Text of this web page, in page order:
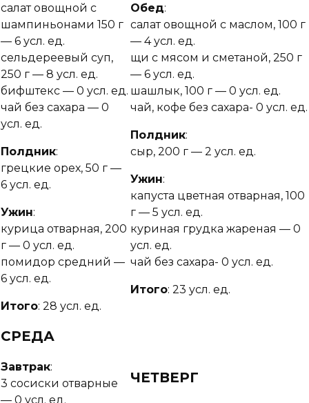
салат овощной с
шампиньонами 150 г
— 6 усл. ед.
сельдереевый суп,
250 г — 8 усл. ед.
бифштекс — 0 усл. ед.
чай без сахара — 0
усл. ед.
Полдник:
грецкие орех, 50 г —
6 усл. ед.
Ужин:
курица отварная, 200
г — 0 усл. ед.
помидор средний —
6 усл. ед.
Итого: 28 усл. ед.
Обед:
салат овощной с маслом, 100 г
— 4 усл. ед.
щи с мясом и сметаной, 250 г
— 6 усл. ед.
шашлык, 100 г — 0 усл. ед.
чай, кофе без сахара- 0 усл. ед.
Полдник:
сыр, 200 г — 2 усл. ед.
Ужин:
капуста цветная отварная, 100
г — 5 усл. ед.
куриная грудка жареная — 0
усл. ед.
чай без сахара- 0 усл. ед.
Итого: 23 усл. ед.
СРЕДА
Завтрак:
3 сосиски отварные
— 0 усл. ед.
ЧЕТВЕРГ